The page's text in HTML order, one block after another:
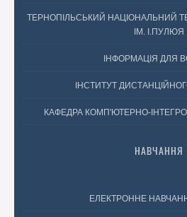
ТЕРНОПІЛЬСЬКИЙ НАЦІОНАЛЬНИЙ
ІМ. І.ПУЛЮЯ
ІНФОРМАЦІЯ ДЛЯ
ІНСТИТУТ
КАФЕДРА КОМП'ЮТЕРНО-
НАВЧАННЯ
ЕЛЕКТРОННЕ